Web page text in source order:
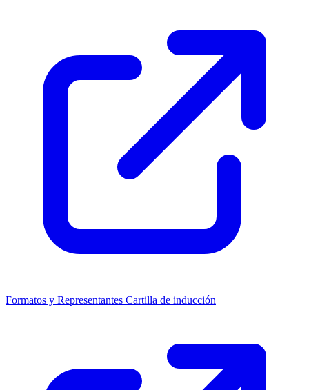
Formatos y Representantes Cartilla de inducción